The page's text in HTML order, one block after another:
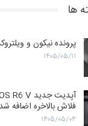
ها
پرونده نیکون و
۱۴۰۵/۰۵/۱۱
فلاش بالاخره اضافه شد
۱۴۰۵/۰۵/۰۴